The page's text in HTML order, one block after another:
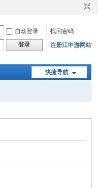
自动登录
找回密码
登录 注册江中游网站
快捷导航